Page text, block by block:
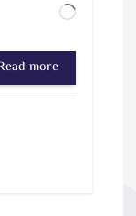
ج
ا
ر
ي
more